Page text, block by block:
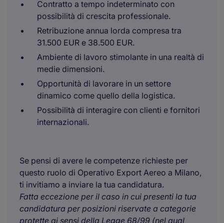
Contratto a tempo indeterminato con
possibilità di crescita professionale.
Retribuzione annua lorda compresa tra
31.500 EUR e 38.500 EUR.
Ambiente di lavoro stimolante in una realtà di
medie dimensioni.
Opportunità di lavorare in un settore
dinamico come quello della logistica.
Possibilità di interagire con clienti e fornitori
internazionali.
Se pensi di avere le competenze richieste per
questo ruolo di Operativo Export Aereo a Milano,
ti invitiamo a inviare la tua candidatura.
Fatta eccezione per il caso in cui presenti la tua
candidatura per posizioni riservate a categorie
protette ai sensi della Legge 68/99 (nel qual